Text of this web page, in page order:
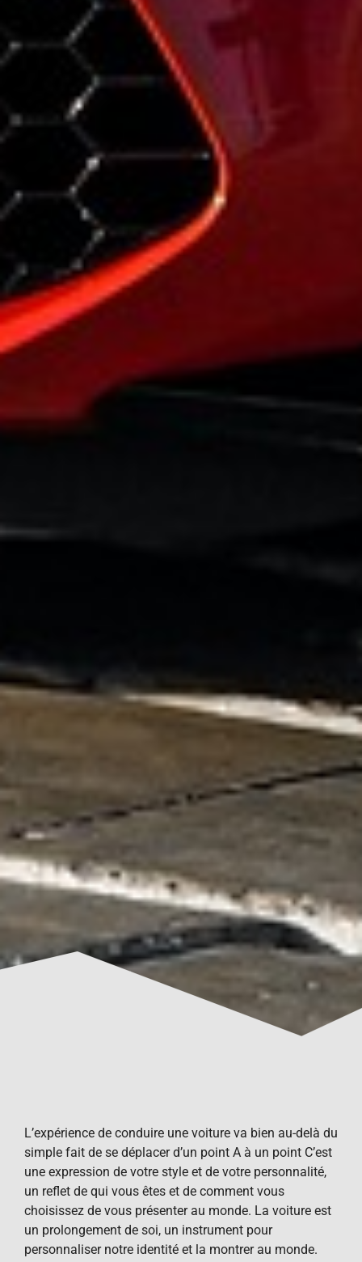
L’expérience de conduire une voiture va bien au-delà du
simple fait de se déplacer d’un point A à un point C’est
une expression de votre style et de votre personnalité,
un reflet de qui vous êtes et de comment vous
choisissez de vous présenter au monde. La voiture est
un prolongement de soi, un instrument pour
personnaliser notre identité et la montrer au monde.